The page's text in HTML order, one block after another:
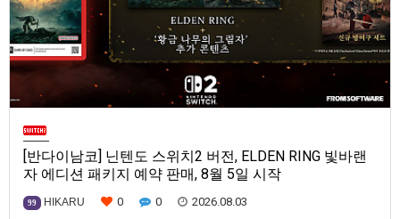
[반다이남코] 닌텐도 스위치2 버전, ELDEN RING 빛바랜
자 에디션 패키지 예약 판매, 8월 5일 시작
99 HIKARU 0 0 2026.08.03